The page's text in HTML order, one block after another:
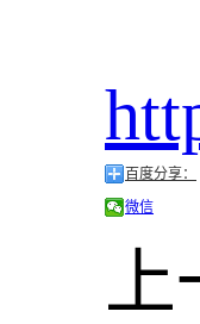
百度分享：
微信
上